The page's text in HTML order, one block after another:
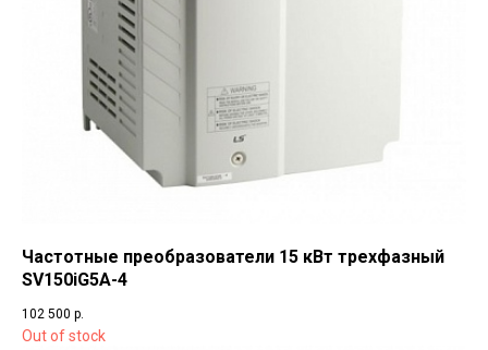
Частотные преобразователи 15 кВт трехфазный
SV150iG5A-4
102 500 р.
Out of stock